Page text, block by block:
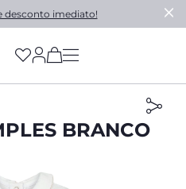
desconto imediato!
(has more options
BRANCO